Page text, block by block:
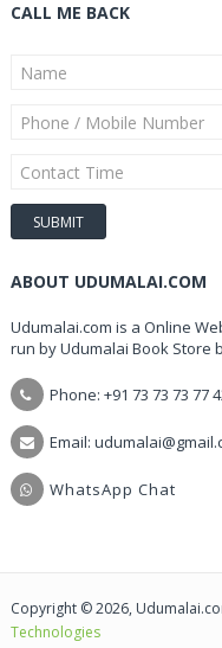
CALL ME BACK
ABOUT UDUMALAI.COM
Udumalai.com is a Online
run by Udumalai Book Store
Phone: +91 73 73 73 77
Email:
WhatsApp Chat
Copyright © 2026,
Technologies